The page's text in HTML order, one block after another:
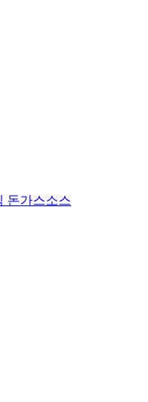
돈가스소스